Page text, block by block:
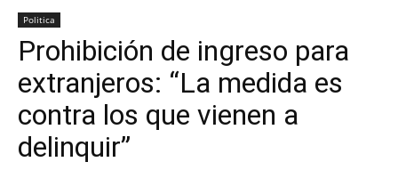
Portada
Politica
Prohibición de ingreso para
extranjeros: “La medida es
contra los que vienen a
delinquir”